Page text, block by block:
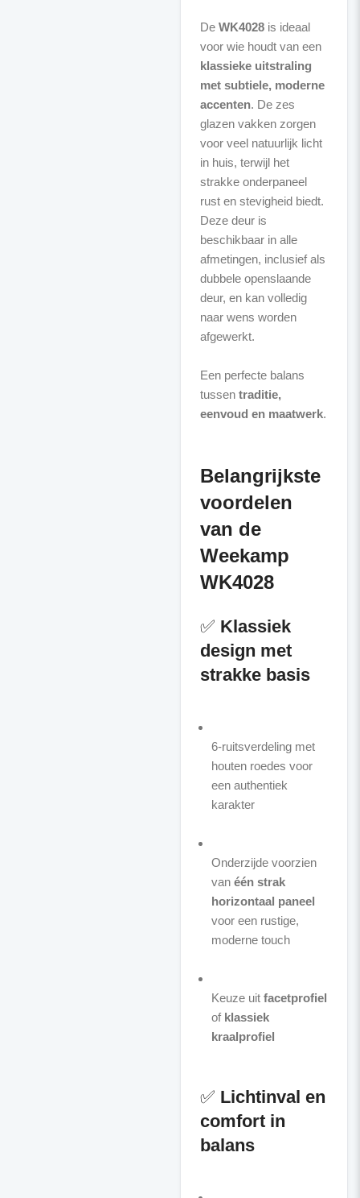
De WK4028is ideaal
voor wie houdt van een
klassieke uitstraling
met subtiele, moderne
accenten. De zes
glazen vakken zorgen
voor veel natuurlijk licht
in huis, terwijl het
strakke onderpaneel
rust en stevigheid biedt.
Deze deur is
beschikbaar in alle
afmetingen, inclusief als
dubbele openslaande
deur, en kan volledig
naar wens worden
afgewerkt.
Een perfecte balans
tussen traditie,
eenvoud en maatwerk.
Belangrijkste
voordelen
van de
Weekamp
WK4028
✅ Klassiek
design met
strakke basis
6-ruitsverdeling met
houten roedes voor
een authentiek
karakter
Onderzijde voorzien
van één strak
horizontaal paneel
voor een rustige,
moderne touch
Keuze uit facetprofiel
of klassiek
kraalprofiel
✅ Lichtinval en
comfort in
balans